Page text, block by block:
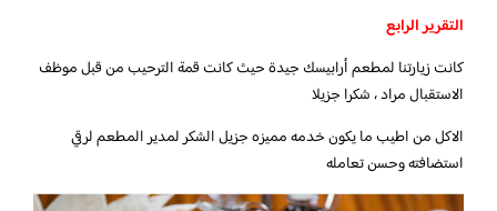
التقرير الرابع
كانت زيارتنا لمطعم أرابيسك جيدة حيث كانت قمة الترحيب من قبل موظف
الاستقبال مراد ، شكرا جزيلا
الاكل من اطيب ما يكون خدمه مميزه جزيل الشكر لمدير المطعم لرقي
استضافته وحسن تعامله